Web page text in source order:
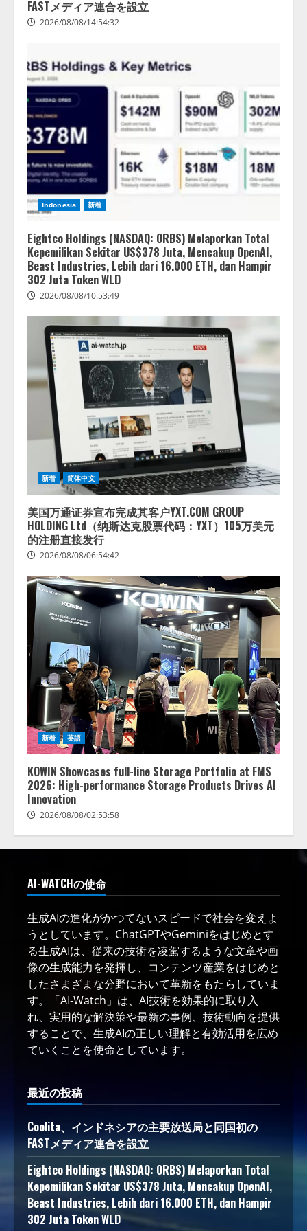
FASTメディア連合を設立
2026/08/08/14:54:32
Indonesia 新着
Eightco Holdings (NASDAQ: ORBS) Melaporkan Total
Kepemilikan Sekitar US$378 Juta, Mencakup OpenAI,
Beast Industries, Lebih dari 16.000 ETH, dan Hampir
302 Juta Token WLD
2026/08/08/10:53:49
新着 简体中文
美国万通证券宣布完成其客户YXT.COM GROUP
HOLDING Ltd（纳斯达克股票代码：YXT）105万美元
的注册直接发行
2026/08/08/06:54:42
新着 英語
KOWIN Showcases full-line Storage Portfolio at FMS
2026: High-performance Storage Products Drives AI
Innovation
2026/08/08/02:53:58
AI-WATCHの使命
生成AIの進化がかつてないスピードで社会を変えよ
うとしています。ChatGPTやGeminiをはじめとす
る生成AIは、従来の技術を凌駕するような文章や画
像の生成能力を発揮し、コンテンツ産業をはじめと
したさまざまな分野において革新をもたらしていま
す。「AI-Watch」は、AI技術を効果的に取り入
れ、実用的な解決策や最新の事例、技術動向を提供
することで、生成AIの正しい理解と有効活用を広め
ていくことを使命としています。
最近の投稿
Coolita、インドネシアの主要放送局と同国初の
FASTメディア連合を設立
Eightco Holdings (NASDAQ: ORBS) Melaporkan Total
Kepemilikan Sekitar US$378 Juta, Mencakup OpenAI,
Beast Industries, Lebih dari 16.000 ETH, dan Hampir
302 Juta Token WLD